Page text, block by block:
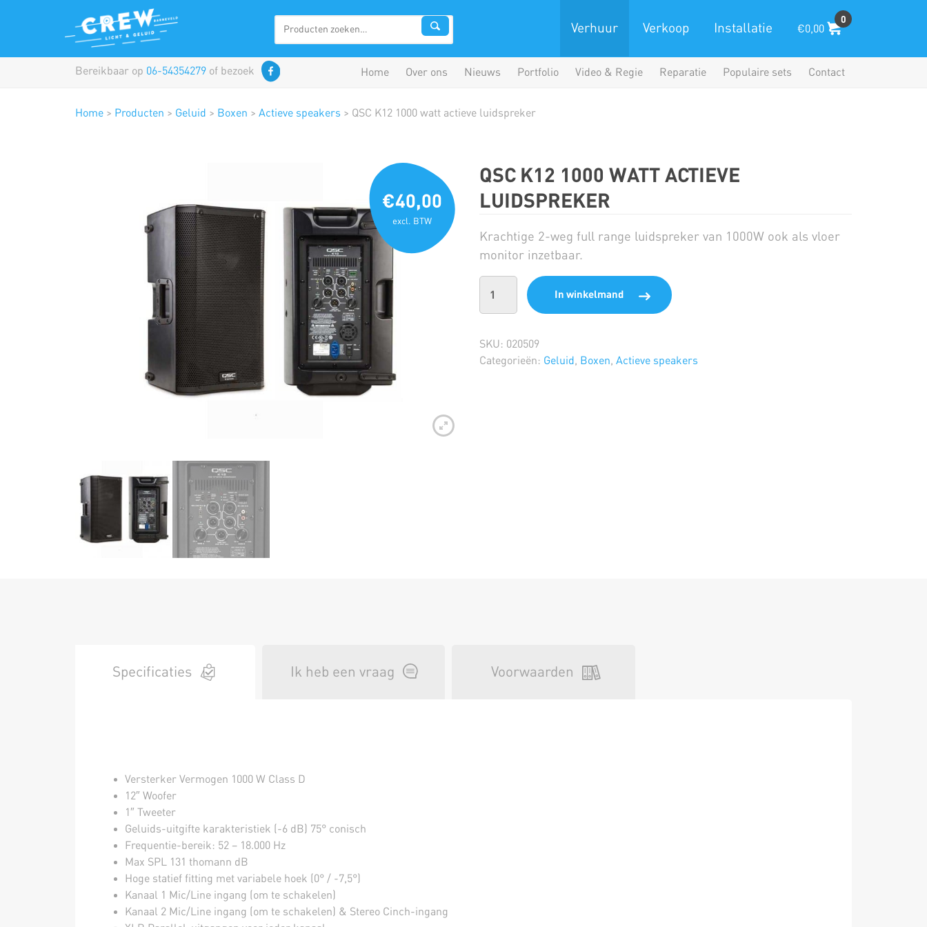
Verhuur Verkoop Installatie
0
€0,00
Bereikbaar op 06-54354279 of bezoek Home Over ons Nieuws Portfolio Video & Regie Reparatie Populaire sets Contact
Home > Producten > Geluid > Boxen > Actieve speakers > QSC K12 1000 watt actieve luidspreker
QSC K12 1000 WATT ACTIEVE
LUIDSPREKER
€40,00
excl. BTW
Krachtige 2-weg full range luidspreker van 1000W ook als vloer
monitor inzetbaar.
In winkelmand
SKU: 020509
Categorieën: Geluid, Boxen, Actieve speakers
Specificaties Ik heb een vraag Voorwaarden
Versterker Vermogen 1000 W Class D
12″ Woofer
1″ Tweeter
Geluids-uitgifte karakteristiek (-6 dB) 75° conisch
Frequentie-bereik: 52 – 18.000 Hz
Max SPL 131 thomann dB
Hoge statief fitting met variabele hoek (0° / -7,5°)
Kanaal 1 Mic/Line ingang (om te schakelen)
Kanaal 2 Mic/Line ingang (om te schakelen) & Stereo Cinch-ingang